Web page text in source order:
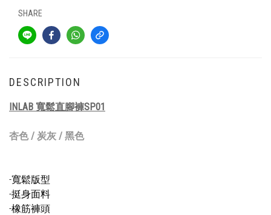
SHARE
DESCRIPTION
INLAB 寬鬆直腳褲SP01
杏色 / 炭灰 / 黑色
-寬鬆版型
-挺身面料
-橡筋褲頭